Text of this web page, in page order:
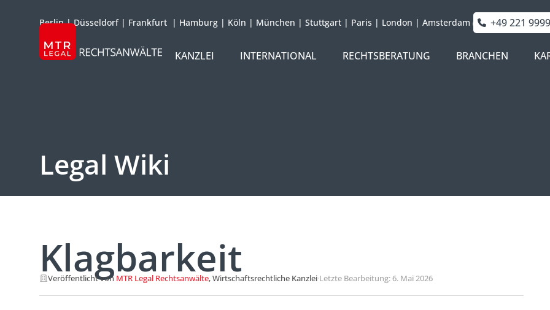
Berlin|Düsseldorf| Frankfurt | Hamburg | Köln | München | Stuttgart | Paris | London | Amsterdam +49 221
KANZLEI
INTERNATIONAL RECHTSBERATUNG BRANCHEN
Legal Wiki
Klagbarkeit
Veröffentlicht von MTR Legal Rechtsanwälte, Wirtschaftsrechtliche Kanzlei·Letzte Bearbeitung: 6. Mai 2026